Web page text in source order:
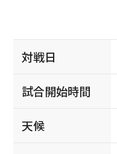
対戦日
試合開始時間
天候